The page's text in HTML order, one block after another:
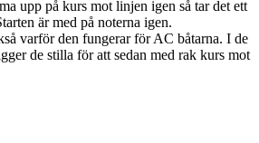
upp på kurs mot linjen igen så tar det ett
är med på noterna igen.
varför den fungerar för AC båtarna. I de
de stilla för att sedan med rak kurs mot